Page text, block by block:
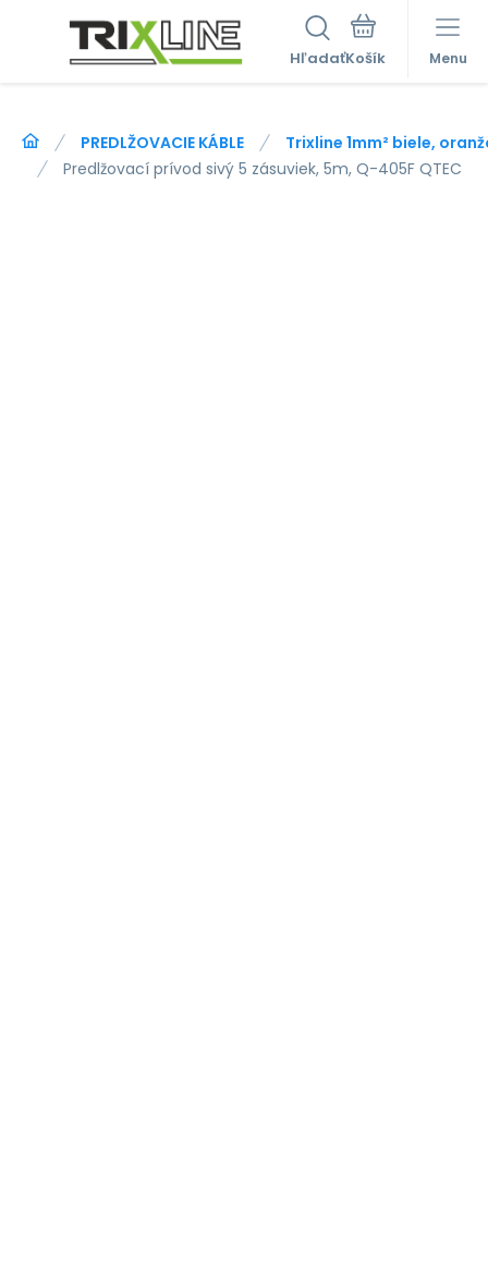
Hľadať Menu
PREDLŽOVACIE KÁBLE
Trixline 1mm² biele,
Predlžovací prívod sivý 5 zásuviek, 5m, Q-405F QTEC